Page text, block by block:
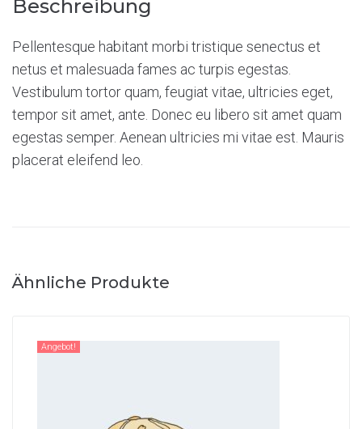
Beschreibung
Pellentesque habitant morbi tristique senectus et
netus et malesuada fames ac turpis egestas.
Vestibulum tortor quam, feugiat vitae, ultricies eget,
tempor sit amet, ante. Donec eu libero sit amet quam
egestas semper. Aenean ultricies mi vitae est. Mauris
placerat eleifend leo.
Ähnliche Produkte
Angebot!